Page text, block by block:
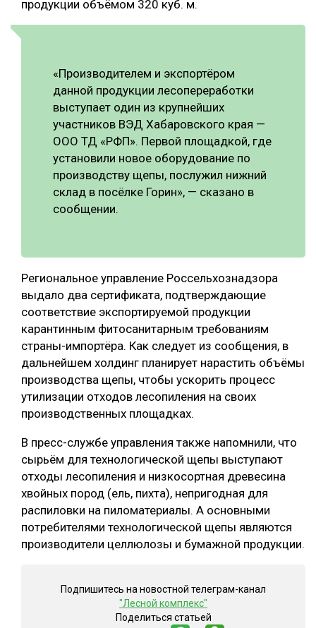
КОМПЛЕКСНАЯ ПЕРЕРАБОТКА
ДЕРЕВЯННОЕ ДОМОСТРОЕНИЕ
БЕЗОПАСНОЕ ПРОИЗВОДСТВО
СОРТИРОВКА ДРЕВЕСИНЫ
СУШКА ДРЕВЕСИНЫ
МЕБЕЛЬНОЕ ПРОИЗВОДСТВО
продукции объёмом 320 куб. м.
«Производителем и экспортёром
данной продукции лесопереработки
выступает один из крупнейших
участников ВЭД Хабаровского края —
ООО ТД «РФП». Первой площадкой, где
установили новое оборудование по
производству щепы, послужил нижний
склад в посёлке Горин», — сказано в
сообщении.
Региональное управление Россельхознадзора
выдало два сертификата, подтверждающие
соответствие экспортируемой продукции
карантинным фитосанитарным требованиям
страны-импортёра. Как следует из сообщения, в
дальнейшем холдинг планирует нарастить объёмы
производства щепы, чтобы ускорить процесс
утилизации отходов лесопиления на своих
производственных площадках.
В пресс-службе управления также напомнили, что
сырьём для технологической щепы выступают
отходы лесопиления и низкосортная древесина
хвойных пород (ель, пихта), непригодная для
распиловки на пиломатериалы. А основными
потребителями технологической щепы являются
производители целлюлозы и бумажной продукции.
Подпишитесь на новостной телеграм-канал
"Лесной комплекс"
Поделиться статьей